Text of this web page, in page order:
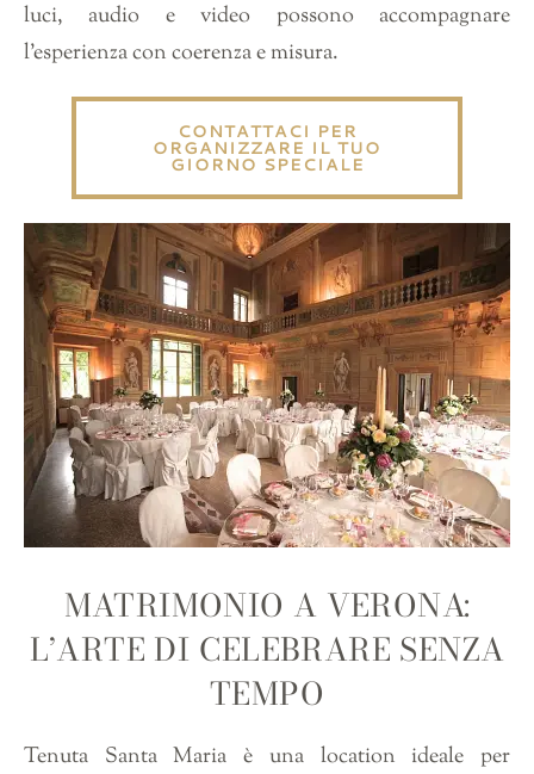
luci, audio e video possono accompagnare
l’esperienza con coerenza e misura.
CONTATTACI PER
ORGANIZZARE IL TUO
GIORNO SPECIALE
MATRIMONIO A VERONA:
L’ARTE DI CELEBRARE SENZA
TEMPO
Tenuta Santa Maria è una location ideale per